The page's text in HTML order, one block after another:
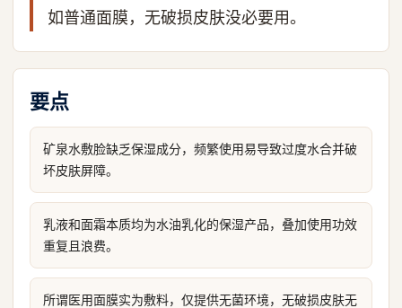
如普通面膜，无破损皮肤没必要用。
要点
矿泉水敷脸缺乏保湿成分，频繁使用易导致过度水合并破
坏皮肤屏障。
乳液和面霜本质均为水油乳化的保湿产品，叠加使用功效
重复且浪费。
所谓医用面膜实为敷料，仅提供无菌环境，无破损皮肤无